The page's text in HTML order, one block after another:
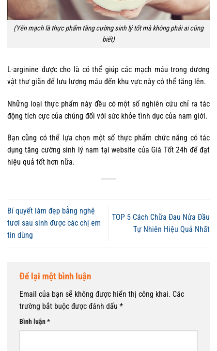
(Yến mạch là thực phẩm tăng cường sinh lý tốt mà không phải ai cũng
biết)
L-arginine được cho là có thể giúp các mạch máu trong dương
vật thư giãn để lưu lượng máu đến khu vực này có thể tăng lên.
Những loại thực phẩm này đều có một số nghiên cứu chỉ ra tác
động tích cực của chúng đối với sức khỏe tình dục của nam giới.
Bạn cũng có thể lựa chọn một số thực phẩm chức năng có tác
dụng tăng cường sinh lý nam tại website của Giá Tốt 24h để đạt
hiệu quả tốt hơn nữa.
Bí quyết làm đẹp bằng nghệ
tươi sau sinh được các chị em
tin dùng
TOP 5 Cách Chữa Đau Nửa Đầu
Tự Nhiên Hiệu Quả Nhất
Để lại một bình luận
Email của bạn sẽ không được hiển thị công khai. Các
trường bắt buộc được đánh dấu *
Bình luận*